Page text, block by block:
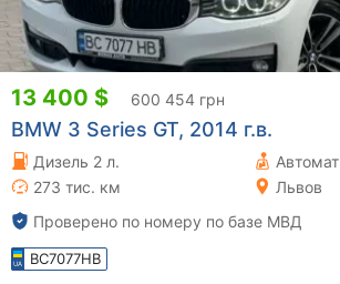
13 400 $ 600 454 грн
BMW 3 Series GT, 2014 г.в.
Дизель 2 л.
Автомат
273 тис. км
Львов
Проверено по номеру по базе МВД
BC7077HB